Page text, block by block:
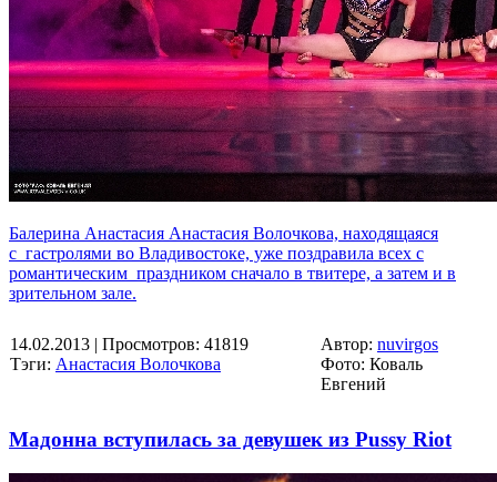
Балерина Анастасия Анастасия Волочкова, находящаяся
с гастролями во Владивостоке, уже поздравила всех с
романтическим праздником сначало в твитере, а затем и в
зрительном зале.
14.02.2013 | Просмотров: 41819
Тэги: Анастасия Волочкова
Автор: nuvirgos
Фото: Коваль
Евгений
Мадонна вступилась за девушек из Pussy Riot